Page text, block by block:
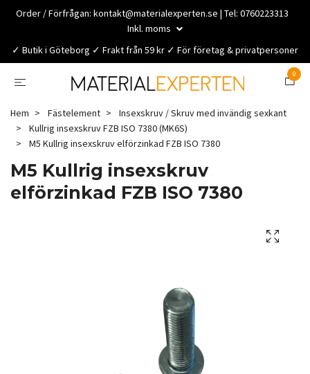
Order / Förfrågan: kontakt@materialexperten.se | Tel: 0760223313
Inkl. moms
✓ Butik i Göteborg ✓ Frakt från 59 kr ✓ För företag & privatpersoner
0
Hem Fästelement
Insexskruv / Skruv med invändig sexkant
Kullrig insexskruv FZB ISO 7380 (MK6S)
M5 Kullrig insexskruv elförzinkad FZB ISO 7380
M5 Kullrig insexskruv
elförzinkad FZB ISO 7380